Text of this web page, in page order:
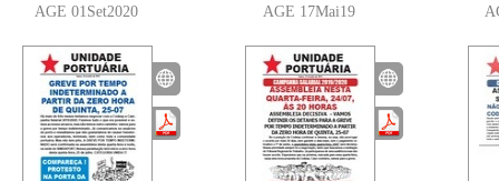
AGE 01Set2020
AGE 17Mai19